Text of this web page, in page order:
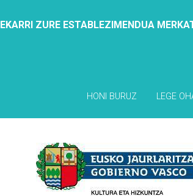
EKARRI ZURE ESTABLEZIMENDUA
HONI BURUZ LEGE